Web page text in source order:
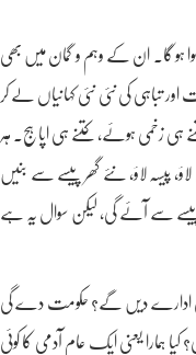
ہو گا۔ ان کے وہم و گمان میں بھی
تباہی کی نئی نئی کہانیاں لے کر
ہی زخمی ہوئے، کتنے ہی اپاہج۔ ہر
پیسہ لاؤ، نئے گھر پیسے سے بنیں
سے آئے گی، لیکن سوال یہ ہے
ادارے دیں گے؟ حکومت دے گی
ہمارا یعنی ایک عام آدمی کا کوئی